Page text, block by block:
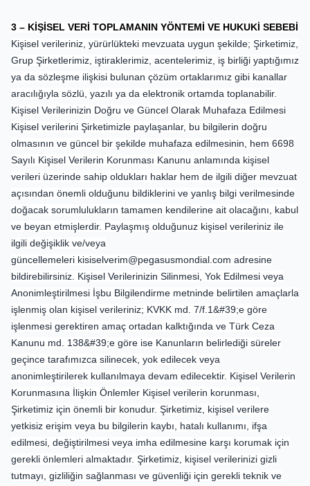
3 – KİŞİSEL VERİ TOPLAMANIN YÖNTEMİ VE HUKUKİ SEBEBİ
Kişisel verileriniz, yürürlükteki mevzuata uygun şekilde; Şirketimiz,
Grup Şirketlerimiz, iştiraklerimiz, acentelerimiz, iş birliği yaptığımız
ya da sözleşme ilişkisi bulunan çözüm ortaklarımız gibi kanallar
aracılığıyla sözlü, yazılı ya da elektronik ortamda toplanabilir.
Kişisel Verilerinizin Doğru ve Güncel Olarak Muhafaza Edilmesi
Kişisel verilerini Şirketimizle paylaşanlar, bu bilgilerin doğru
olmasının ve güncel bir şekilde muhafaza edilmesinin, hem 6698
Sayılı Kişisel Verilerin Korunması Kanunu anlamında kişisel
verileri üzerinde sahip oldukları haklar hem de ilgili diğer mevzuat
açısından önemli olduğunu bildiklerini ve yanlış bilgi verilmesinde
doğacak sorumlulukların tamamen kendilerine ait olacağını, kabul
ve beyan etmişlerdir. Paylaşmış olduğunuz kişisel verileriniz ile
ilgili değişiklik ve/veya
güncellemeleri kisiselverim@pegasusmondial.com adresine
bildirebilirsiniz. Kişisel Verilerinizin Silinmesi, Yok Edilmesi veya
Anonimleştirilmesi İşbu Bilgilendirme metninde belirtilen amaçlarla
işlenmiş olan kişisel verileriniz; KVKK md. 7/f.1&#39;e göre
işlenmesi gerektiren amaç ortadan kalktığında ve Türk Ceza
Kanunu md. 138&#39;e göre ise Kanunların belirlediği süreler
geçince tarafımızca silinecek, yok edilecek veya
anonimleştirilerek kullanılmaya devam edilecektir. Kişisel Verilerin
Korunmasına İlişkin Önlemler Kişisel verilerin korunması,
Şirketimiz için önemli bir konudur. Şirketimiz, kişisel verilere
yetkisiz erişim veya bu bilgilerin kaybı, hatalı kullanımı, ifşa
edilmesi, değiştirilmesi veya imha edilmesine karşı korumak için
gerekli önlemleri almaktadır. Şirketimiz, kişisel verilerinizi gizli
tutmayı, gizliliğin sağlanması ve güvenliği için gerekli teknik ve